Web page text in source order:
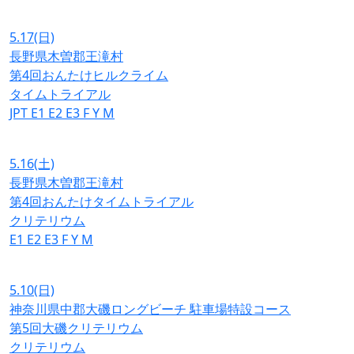
5.17(日)
長野県木曽郡王滝村
第4回おんたけヒルクライム
タイムトライアル
JPT E1 E2 E3 FY M
5.16(土)
長野県木曽郡王滝村
第4回おんたけタイムトライアル
クリテリウム
E1 E2 E3 FY M
5.10(日)
神奈川県中郡大磯ロングビーチ 駐車場特設コース
第5回大磯クリテリウム
クリテリウム